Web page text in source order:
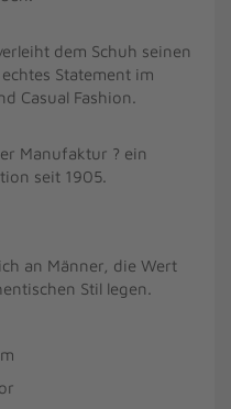
dem Schuh seinen
Statement im
Casual Fashion.
Manufaktur ? ein
seit 1905.
an Männer, die Wert
Stil legen.